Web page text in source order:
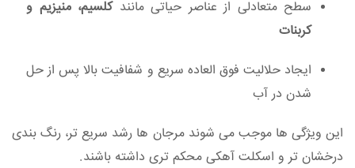
سطح متعادلی از عناصر حیاتی مانندکلسیم، منیزیم و
کربنات
ایجاد حلالیت فوق‌ العاده سریع و شفافیت بالا پس از حل
شدن در آب
این ویژگی‌ ها موجب می‌ شوند مرجان‌ ها رشد سریع‌ تر، رنگ‌ بندی
درخشان‌ تر و اسکلت آهکی محکم‌ تری داشته باشند.